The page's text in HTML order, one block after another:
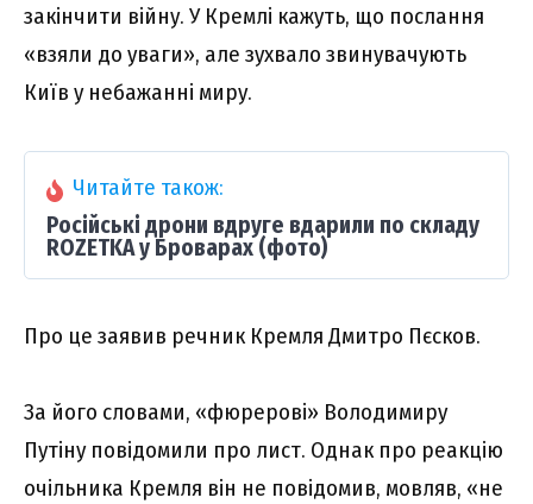
закінчити війну. У Кремлі кажуть, що послання
«взяли до уваги», але зухвало звинувачують
Київ у небажанні миру.
Читайте також:
Російські дрони вдруге вдарили по складу
ROZETKA у Броварах (фото)
Про це заявив речник Кремля Дмитро Пєсков.
За його словами, «фюрерові» Володимиру
Путіну повідомили про лист. Однак про реакцію
очільника Кремля він не повідомив, мовляв, «не